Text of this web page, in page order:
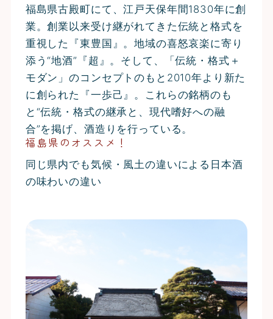
福島県古殿町にて、江戸天保年間1830年に創
業。創業以来受け継がれてきた伝統と格式を
重視した『東豊国』。地域の喜怒哀楽に寄り
添う“地酒”『超』。そして、「伝統・格式＋
モダン」のコンセプトのもと2010年より新た
に創られた『一歩己』。これらの銘柄のも
と“伝統・格式の継承と、現代嗜好への融
合”を掲げ、酒造りを行っている。
福島県のオススメ！
同じ県内でも気候・風土の違いによる日本酒
の味わいの違い